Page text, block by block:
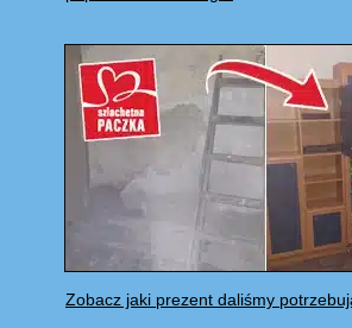
Zobacz jaki prezent daliśmy